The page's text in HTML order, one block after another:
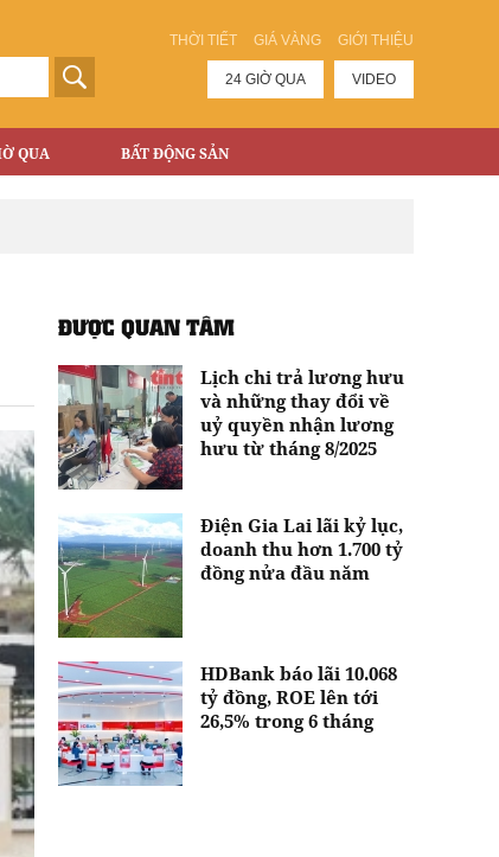
THỜI TIẾT GIÁ VÀNG GIỚI THIỆU
24 GIỜ QUA VIDEO
QUA BẤT ĐỘNG SẢN
ĐƯỢC QUAN TÂM
Lịch chi trả lương hưu
và những thay đổi về
uỷ quyền nhận lương
hưu từ tháng 8/2025
Điện Gia Lai lãi kỷ lục,
doanh thu hơn 1.700 tỷ
đồng nửa đầu năm
HDBank báo lãi 10.068
tỷ đồng, ROE lên tới
26,5% trong 6 tháng